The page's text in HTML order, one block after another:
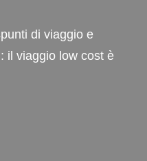
di viaggio e
il viaggio low cost è